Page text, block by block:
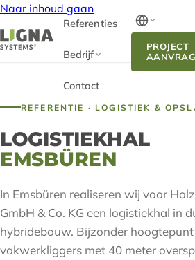
Naar inhoud gaan
Referenties
Bedrijf
Contact
PROJECT
REFERENTIE · LOGISTIEK &
LOGISTIEKHAL
EMSBÜREN
In Emsbüren realiseren wij voor
GmbH & Co. KG een logistiekhal in
hybridebouw. Bijzonder
vakwerkliggers met 40 meter